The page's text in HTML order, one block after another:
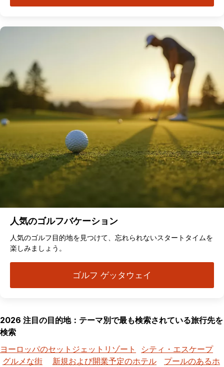
人気のゴルフバケーション
人気のゴルフ目的地を見つけて、忘れられないスタートタイムを
楽しみましょう。
ゴルフ ゲッタウェイ
2026 注目の目的地：テーマ別で最も検索されている旅行先を
検索
ヨーロッパのセットジェットリゾート
シティ・エスケープ
グルメな街
新規および開業予定のホテル
プールのあるホ